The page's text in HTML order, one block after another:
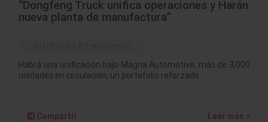
“Dongfeng Truck unifica operaciones y Harán
nueva planta de manufactura”
Habrá una unificación bajo Magna Automotive, más de 3,000
unidades en circulación, un portafolio reforzado…
Compartir Leer más »